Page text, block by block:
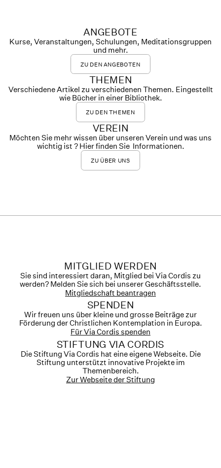
ANGEBOTE
Kurse, Veranstaltungen, Schulungen, Meditationsgruppen
und mehr.
ZU DEN ANGEBOTEN
THEMEN
Verschiedene Artikel zu verschiedenen Themen. Eingestellt
wie Bücher in einer Bibliothek.
ZU DEN THEMEN
VEREIN
Möchten Sie mehr wissen über unseren Verein und was uns
wichtig ist ? Hier finden Sie Informationen.
ZU ÜBER UNS
MITGLIED WERDEN
Sie sind interessiert daran, Mitglied bei Via Cordis zu
werden? Melden Sie sich bei unserer Geschäftsstelle.
Mitgliedschaft beantragen
SPENDEN
Wir freuen uns über kleine und grosse Beiträge zur
Förderung der Christlichen Kontemplation in Europa.
Für Via Cordis spenden
STIFTUNG VIA CORDIS
Die Stiftung Via Cordis hat eine eigene Webseite. Die
Stiftung unterstützt innovative Projekte im
Themenbereich.
Zur Webseite der Stiftung